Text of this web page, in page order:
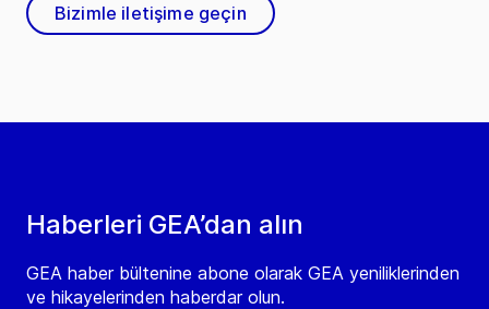
Haberleri GEA’dan alın
GEA haber bültenine abone olarak GEA yeniliklerinden
ve hikayelerinden haberdar olun.
Bizimle iletişime geçin